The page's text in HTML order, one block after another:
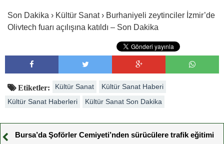
Son Dakika › Kültür Sanat › Burhaniyeli zeytinciler İzmir’de
Olivtech fuarı açılışına katıldı – Son Dakika
Etiketler: Kültür Sanat
Kültür Sanat Haberi
Kültür Sanat Haberleri
Kültür Sanat Son Dakika
Bursa’da Şoförler Cemiyeti’nden sürücülere trafik eğitimi